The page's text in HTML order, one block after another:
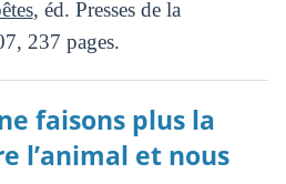
, éd. Presses de la
237 pages.
faisons plus la
l’animal et nous